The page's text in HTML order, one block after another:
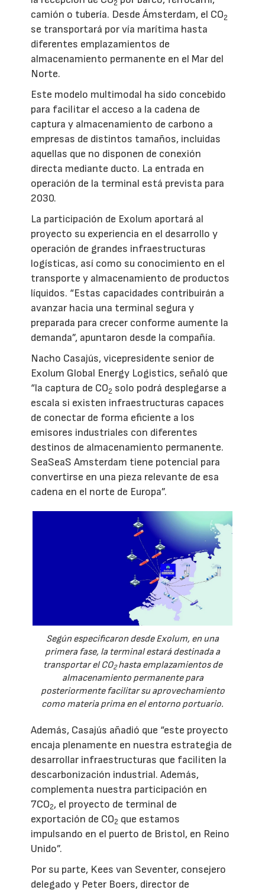
2
camión o tubería. Desde Ámsterdam, el CO2
se transportará por vía marítima hasta
diferentes emplazamientos de
almacenamiento permanente en el Mar del
Norte.
Este modelo multimodal ha sido concebido
para facilitar el acceso a la cadena de
captura y almacenamiento de carbono a
empresas de distintos tamaños, incluidas
aquellas que no disponen de conexión
directa mediante ducto. La entrada en
operación de la terminal está prevista para
2030.
La participación de Exolum aportará al
proyecto su experiencia en el desarrollo y
operación de grandes infraestructuras
logísticas, así como su conocimiento en el
transporte y almacenamiento de productos
líquidos. “Estas capacidades contribuirán a
avanzar hacia una terminal segura y
preparada para crecer conforme aumente la
demanda”, apuntaron desde la compañía.
Nacho Casajús, vicepresidente senior de
Exolum Global Energy Logistics, señaló que
“la captura de CO2 solo podrá desplegarse a
escala si existen infraestructuras capaces
de conectar de forma eficiente a los
emisores industriales con diferentes
destinos de almacenamiento permanente.
SeaSeaS Amsterdam tiene potencial para
convertirse en una pieza relevante de esa
cadena en el norte de Europa”.
Según especificaron desde Exolum, en una
primera fase, la terminal estará destinada a
transportar el CO2hasta emplazamientos de
almacenamiento permanente para
posteriormente facilitar su aprovechamiento
como materia prima en el entorno portuario.
Además, Casajús añadió que “este proyecto
encaja plenamente en nuestra estrategia de
desarrollar infraestructuras que faciliten la
descarbonización industrial. Además,
complementa nuestra participación en
7CO2, el proyecto de terminal de
exportación de CO2 que estamos
impulsando en el puerto de Bristol, en Reino
Unido”.
Por su parte, Kees van Seventer, consejero
delegado y Peter Boers, director de